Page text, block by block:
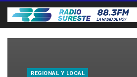
REGIONAL Y LOCAL